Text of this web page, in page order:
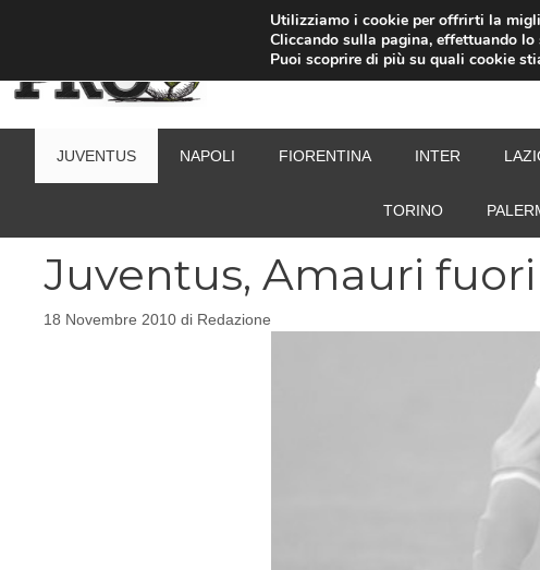
JUVENTUS NAPOLI FIORENTINA INTER
TORINO
Juventus, Amauri
18 Novembre 2010 di Redazione
Utilizziamo i cookie per offrirti la
Cliccando sulla pagina, effettuando
Puoi scoprire di più su quali cookie